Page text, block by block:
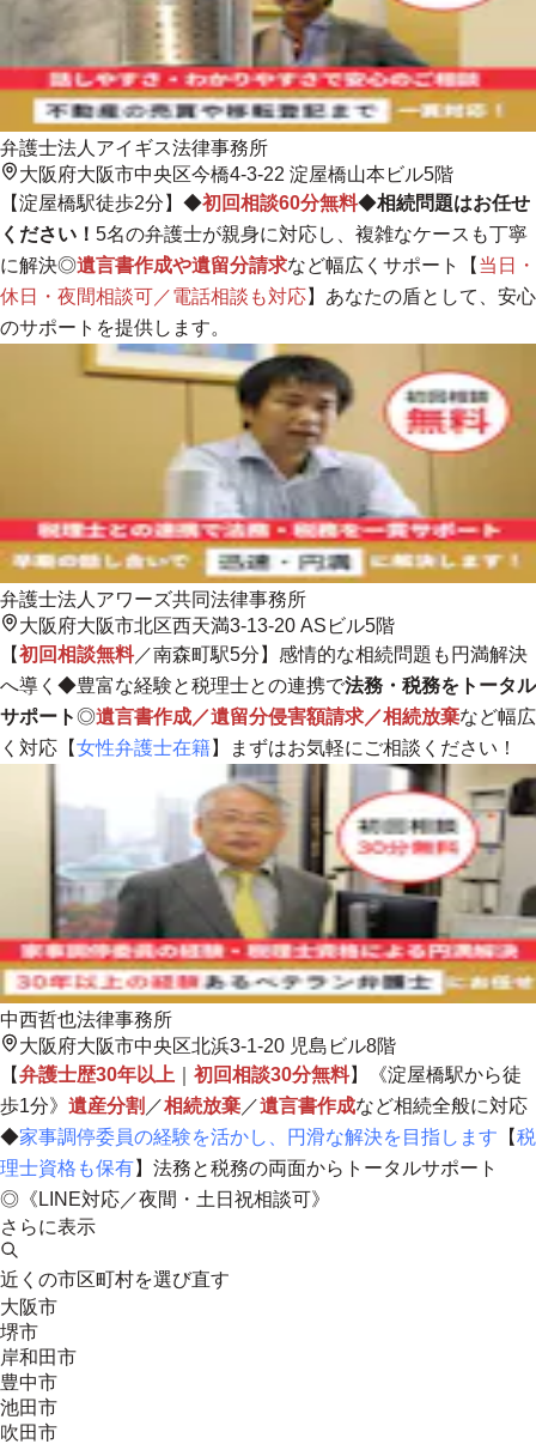
弁護士法人アイギス法律事務所
大阪府大阪市中央区今橋4-3-22 淀屋橋山本ビル5階
【淀屋橋駅徒歩2分】◆初回相談60分無料◆相続問題はお任せ
ください！ 5名の弁護士が親身に対応し、複雑なケースも丁寧
に解決◎遺言書作成や遺留分請求など幅広くサポート【 当日・
休日・夜間相談可／電話相談も対応】あなたの盾として、安心
のサポートを提供します。
弁護士法人アワーズ共同法律事務所
大阪府大阪市北区西天満3-13-20 ASビル5階
【初回相談無料／南森町駅5分】感情的な相続問題も円満解決
へ導く◆豊富な経験と税理士との連携で法務・税務をトータル
サポート◎遺言書作成／遺留分侵害額請求／相続放棄など幅広
く対応【女性弁護士在籍】まずはお気軽にご相談ください！
中西哲也法律事務所
大阪府大阪市中央区北浜3-1-20 児島ビル8階
【弁護士歴30年以上 初回相談30分無料】《淀屋橋駅から徒
歩1分》 遺産分割 ／相続放棄 ／遺言書作成など相続全般に対応
◆家事調停委員の経験を活かし、円滑な解決を目指します 【税
理士資格も保有】 法務と税務の両面からトータルサポート
◎《LINE対応／夜間・土日祝相談可》
さらに表示
近くの市区町村を選び直す
大阪市
堺市
岸和田市
豊中市
池田市
吹田市